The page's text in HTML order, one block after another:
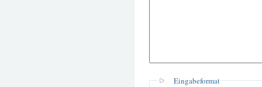
Eingabeformat